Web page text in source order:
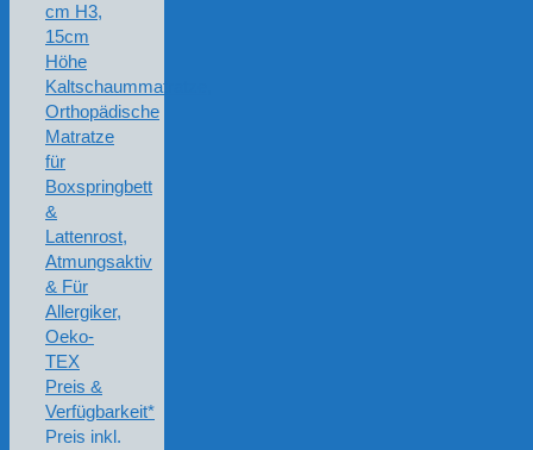
cm H3,
15cm
Höhe
Kaltschaummatratze,
Orthopädische
Matratze
für
Boxspringbett
&
Lattenrost,
Atmungsaktiv
& Für
Allergiker,
Oeko-
TEX
Preis &
Verfügbarkeit*
Preis inkl.